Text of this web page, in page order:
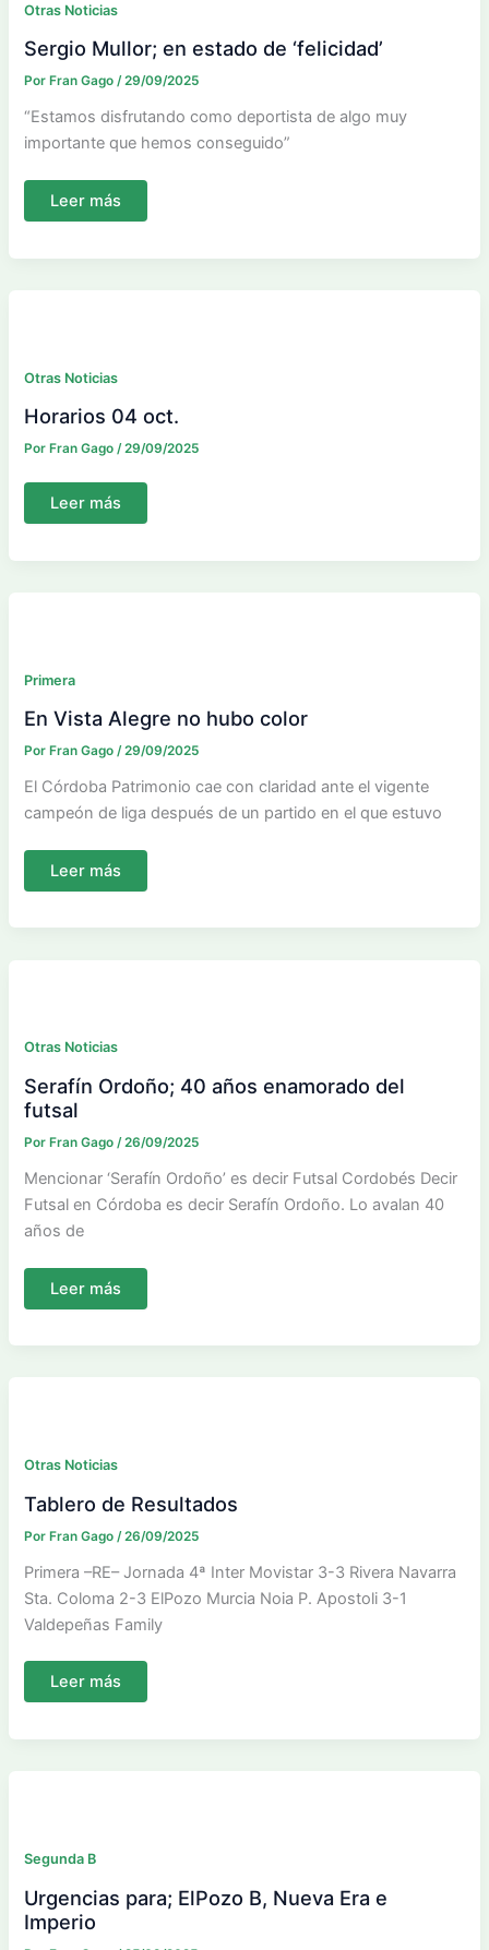
Otras Noticias
Sergio Mullor; en estado de ‘felicidad’
Por Fran Gago/29/09/2025
“Estamos disfrutando como deportista de algo muy
importante que hemos conseguido”
Sergio
de
Leer más
Otras Noticias
Horarios 04 oct.
Por Fran Gago/29/09/2025
Horarios
Leer más
Primera
En Vista Alegre no hubo color
Por Fran Gago/29/09/2025
El Córdoba Patrimonio cae con claridad ante el vigente
campeón de liga después de un partido en el que estuvo
En
hubo
Leer más
Otras Noticias
Serafín Ordoño; 40 años enamorado del
futsal
Por Fran Gago/26/09/2025
Mencionar ‘Serafín Ordoño’ es decir Futsal Cordobés Decir
Futsal en Córdoba es decir Serafín Ordoño. Lo avalan 40
años de
Serafín
enamorado
Leer más
Otras Noticias
Tablero de Resultados
PorFran Gago /26/09/2025
Primera –RE– Jornada 4ª Inter Movistar 3-3 Rivera Navarra
Sta. Coloma 2-3 ElPozo Murcia Noia P. Apostoli 3-1
Valdepeñas Family
Tablero
Leer más
Segunda B
Urgencias para; ElPozo B, Nueva Era e
Imperio